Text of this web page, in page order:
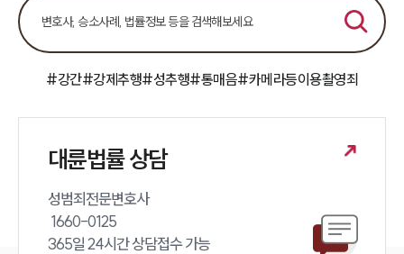
세미나
대륜법률상담예약
대륜법률상담예약
#강간#강제추행#성추행#통매음#카메라등이용촬영죄
대륜법률 상담
성범죄전문변호사
365일 24시간 상담접수 가능